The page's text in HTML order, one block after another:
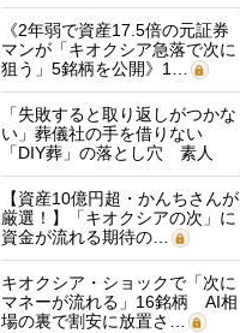
《2年弱で資産17.5倍の元証券
マンが「キオクシア急落で次に
狙う」5銘柄を公開》1…
「失敗すると取り返しがつかな
い」葬儀社の手を借りない
「DIY葬」の落とし穴 素人
に…
【資産10億円超・かんちさんが
厳選！】「キオクシアの次」に
資金が流れる期待の…
キオクシア・ショックで「次に
マネーが流れる」16銘柄 AI相
場の裏で割安に放置さ…